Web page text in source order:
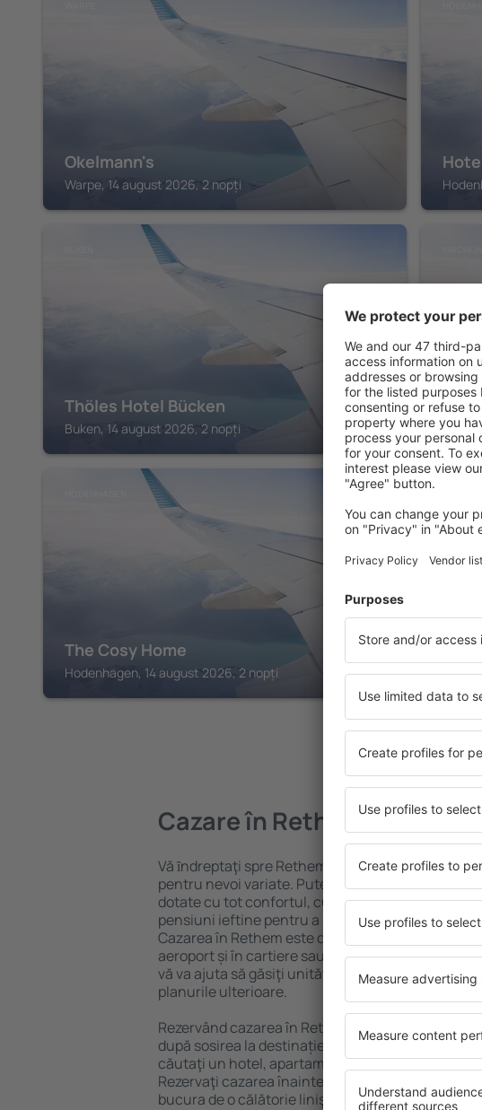
Okelmann's
Warpe, 14 august 2026, 2 nopți
Thöles Hotel Bücken
Buken, 14 august 2026, 2 nopți
The Cosy Home
Hodenhagen, 14 august 2026, 2 nopți
Cazare în Rethem
Vă ȋndreptaţi spre Rethem? Găsiți cazare pentru
pentru nevoi variate. Puteți beneficia de
dotate cu tot confortul, cu numeroase facilități,
pensiuni ieftine pentru a sta câteva zile în timpul
Cazarea în Rethem este disponibilă în centrul
aeroport și în cartiere sau regiuni mai puțin
vă va ajuta să găsiţi unităţi de cazare în funcție
planurile ulterioare.
Rezervând cazarea în Rethem mai devreme, aveți
după sosirea la destinație vă puteţi relaxa, fără a fi
căutaţi un hotel, apartament sau altă unitate de
Rezervaţi cazarea înainte de călătoria spre
bucura de o călătorie liniştită.